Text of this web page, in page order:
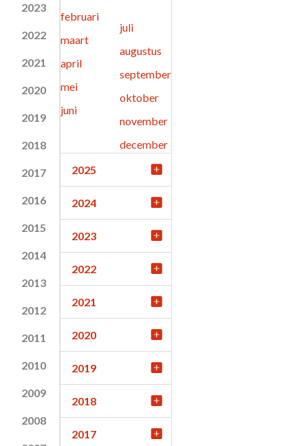
2023
2022
2021
2020
2019
2018
2017
2016
2015
2014
2013
2012
2011
2010
2009
2008
februari
maart
april
mei
juni
juli
augustus
september
oktober
november
december
2025
2024
2023
2022
2021
2020
2019
2018
2017